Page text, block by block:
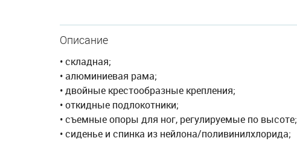
Описание
• складная;
• алюминиевая рама;
• двойные крестообразные крепления;
• откидные подлокотники;
• съемные опоры для ног, регулируемые по высоте;
• сиденье и спинка из нейлона/поливинилхлорида;